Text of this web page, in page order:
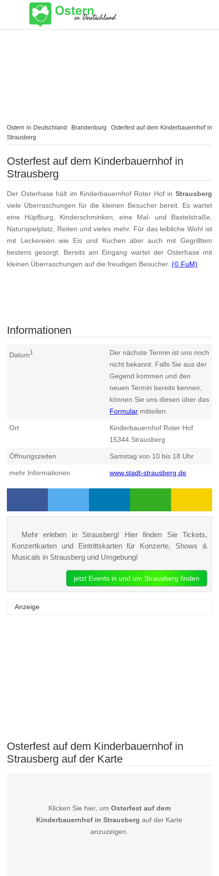
Ostern in Deutschland Brandenburg
Osterfest auf dem Kinderbauernhof in
Strausberg
Osterfest auf dem Kinderbauernhof in
Strausberg
Der Osterhase hält im Kinderbauernhof Roter Hof in Strausberg
viele Überraschungen für die kleinen Besucher bereit. Es wartet
eine Hüpfburg, Kinderschminken, eine Mal- und Bastelstraße,
Naturspielplatz, Reiten und vieles mehr. Für das leibliche Wohl ist
mit Leckereien wie Eis und Kuchen aber auch mit Gegrilltem
bestens gesorgt. Bereits am Eingang wartet der Osterhase mit
kleinen Überraschungen auf die freudigen Besucher.(© FuM)
Informationen
Datum1
Der nächste Termin ist uns noch
nicht bekannt. Falls Sie aus der
Gegend kommen und den
neuen Termin bereits kennen,
können Sie uns diesen über das
Formular mitteilen.
Ort
Kinderbauernhof Roter Hof
15344 Strausberg
Öffnungszeiten Samstag von 10 bis 18 Uhr
mehr Informationen www.stadt-strausberg.de
Mehr erleben in Strausberg! Hier finden Sie Tickets,
Konzertkarten und Eintrittskarten für Konzerte, Shows &
Musicals in Strausberg und Umgebung!
jetzt Events in und um Strausberg finden
Anzeige
Osterfest auf dem Kinderbauernhof in
Strausberg auf der Karte
Klicken Sie hier, um Osterfest auf dem
Kinderbauernhof in Strausberg auf der Karte
anzuzeigen.